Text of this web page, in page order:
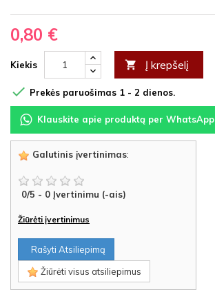
0,80 €
Kiekis  Į krepšelį
 Prekės paruošimas 1 - 2 dienos.
Klauskite apie produktą per WhatsApp
Galutinis įvertinimas:
0/5 - 0 Įvertinimu (-ais)
Žiūrėti įvertinimus
Rašyti Atsiliepimą
Žiūrėti visus atsiliepimus